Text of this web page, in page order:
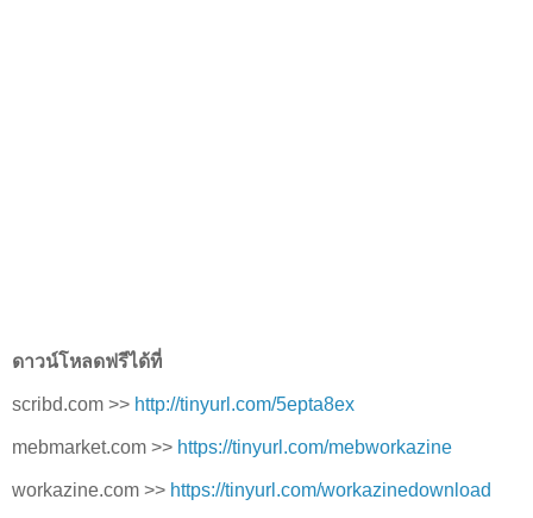
ดาวน์โหลดฟรีได้ที่
scribd.com >> http://tinyurl.com/5epta8ex
mebmarket.com >> https://tinyurl.com/mebworkazine
workazine.com >> https://tinyurl.com/workazinedownload